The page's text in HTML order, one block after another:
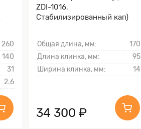
260
140
31
2.6
ZDI-1016,
Стабилизированный кап)
Общая длина, мм:
170
Длина клинка, мм:
95
Ширина клинка, мм:
14
34 300 ₽